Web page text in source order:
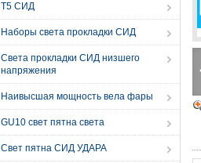
T5 СИД
Наборы света прокладки СИД
Света прокладки СИД низшего
напряжения
Наивысшая мощность вела фары
GU10 свет пятна света
Свет пятна СИД УДАРА